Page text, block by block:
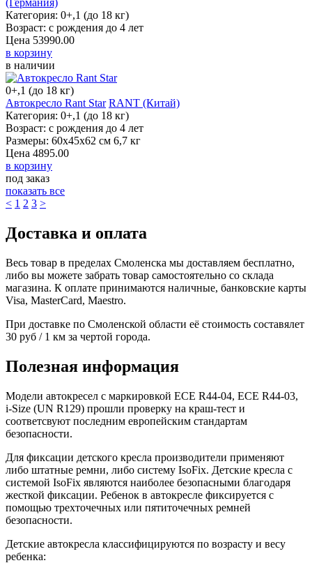
Категория: 0+,1 (до 18 кг)
Возраст: с рождения до 4 лет
Цена 53990.00
в корзину
в наличии
0+,1 (до 18 кг)
Автокресло Rant Star RANT (Китай)
Категория: 0+,1 (до 18 кг)
Возраст: с рождения до 4 лет
Размеры: 60x45x62 см 6,7 кг
Цена 4895.00
в корзину
под заказ
показать все
< 1 2 3 >
Доставка и оплата
Весь товар в пределах Смоленска мы доставляем бесплатно,
либо вы можете забрать товар самостоятельно со склада
магазина. К оплате принимаются наличные, банковские карты
Visa, MasterCard, Maestro.
При доставке по Смоленской области её стоимость составялет
30 руб / 1 км за чертой города.
Полезная информация
Модели автокресел с маркировкой ECE R44-04, ECE R44-03,
i-Size (UN R129) прошли проверку на краш-тест и
соответсвуют последним европейским стандартам
безопасности.
Для фиксации детского кресла производители применяют
либо штатные ремни, либо систему IsoFix. Детские кресла с
системой IsoFix являются наиболее безопасными благодаря
жесткой фиксации. Ребенок в автокресле фиксируется с
помощью трехточечных или пятиточечных ремней
безопасности.
Детские автокресла классифицируются по возрасту и весу
ребенка: